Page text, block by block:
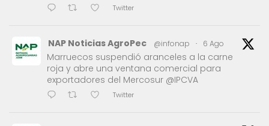
Twitter
NAP Noticias AgroPec @infonap · 6 Ago
Marruecos suspendió aranceles a la carne
roja y abre una ventana comercial para
exportadores del Mercosur @IPCVA
Twitter